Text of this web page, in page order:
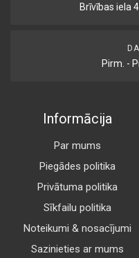
Brīvības iela
Pirm. -
Informācija
Par mums
Piegādes politika
Privātuma politika
Sīkfailu politika
Noteikumi & nosacījumi
Sazinieties ar mums